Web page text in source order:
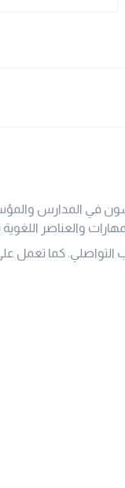
في المدارس
والعناصر
كما تعمل